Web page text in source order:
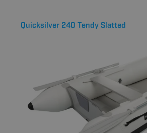
Quicksilver 240 Tendy Slatted